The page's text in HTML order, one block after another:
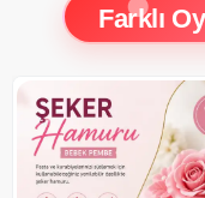
Farklı